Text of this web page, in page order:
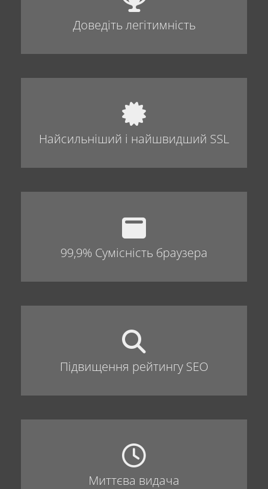
Доведіть легітимність
Найсильніший і найшвидший SSL
99,9% Сумісність браузера
Підвищення рейтингу SEO
Миттєва видача